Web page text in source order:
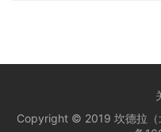
Copyright © 2019 坎德拉（